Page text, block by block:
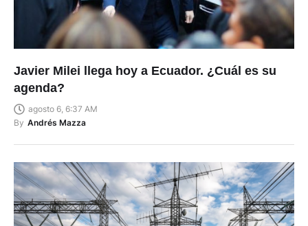
Javier Milei llega hoy a Ecuador. ¿Cuál es su
agenda?
agosto 6, 6:37 AM
By Andrés Mazza